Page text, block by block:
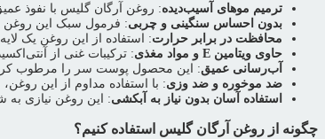
ترمیم موهای آسیب‌دیده: روغن آرگان گلیس با نفوذ
بدون احساس سنگینی و چربی: فرمول سبک این روغن
محافظت در برابر حرارت: استفاده از این روغن یک
حاوی ویتامین E و مواد مغذی
: ترکیبات غنی از آنتی‌اکسیدان‌ها، لینولئیک
آب‌رسانی عمیق: این محصول پوست سر را مرطوب
ضد موخوره و ضد وزی: با استفاده مداوم از این
استفاده آسان بدون نیاز به آبکشی: این روغن نیازی به
چگونه از روغن آرگان گلیس استفاده کنیم؟